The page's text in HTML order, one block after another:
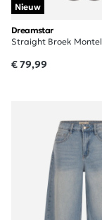
Nieuw
Dreamstar
Straight Broek Montel
€ 79,99